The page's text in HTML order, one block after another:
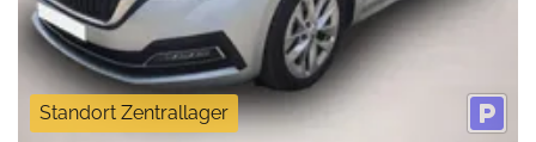
Standort Zentrallager